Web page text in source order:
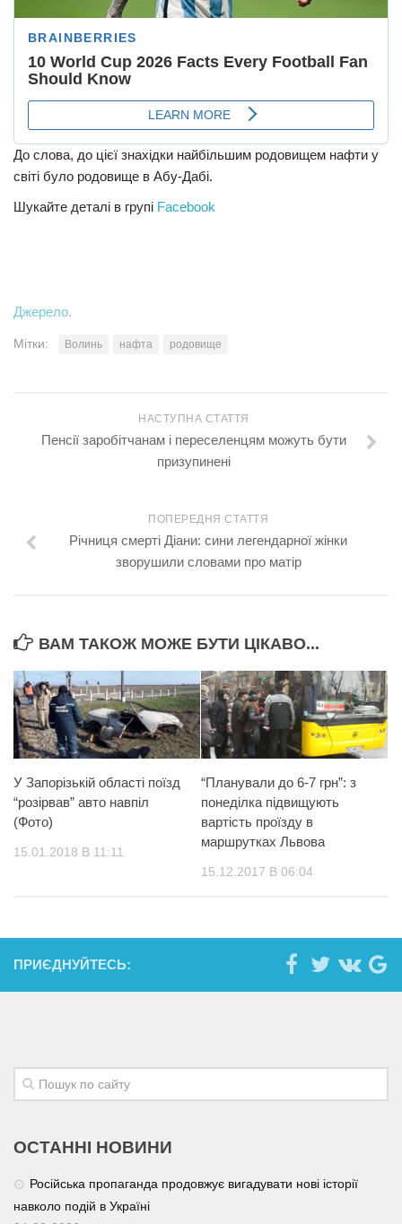
До слова, до цієї знахідки найбільшим родовищем нафти у
світі було родовище в Абу-Дабі.
Шукайте деталі в групі Facebook
Джерело.
Мітки: Волинь нафта родовище
НАСТУПНА СТАТТЯ
Пенсії заробітчанам і переселенцям можуть бути
призупинені
ПОПЕРЕДНЯ СТАТТЯ
Річниця смерті Діани: сини легендарної жінки
зворушили словами про матір
ВАМ ТАКОЖ МОЖЕ БУТИ ЦІКАВО...
У Запорізькій області поїзд
“розірвав” авто навпіл
(Фото)
15.01.2018 В 11:11
“Планували до 6-7 грн”: з
понеділка підвищують
вартість проїзду в
маршрутках Львова
15.12.2017 В 06:04
ПРИЄДНУЙТЕСЬ:
ОСТАННІ НОВИНИ
Російська пропаганда продовжує вигадувати нові історії
навколо подій в Україні